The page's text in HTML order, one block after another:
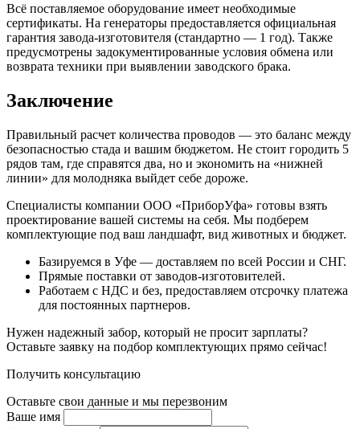
Всё поставляемое оборудование имеет необходимые
сертификаты. На генераторы предоставляется официальная
гарантия завода-изготовителя (стандартно — 1 год). Также
предусмотрены задокументированные условия обмена или
возврата техники при выявлении заводского брака.
Заключение
Правильный расчет количества проводов — это баланс между
безопасностью стада и вашим бюджетом. Не стоит городить 5
рядов там, где справятся два, но и экономить на «нижней
линии» для молодняка выйдет себе дороже.
Специалисты компании ООО «ПриборУфа» готовы взять
проектирование вашей системы на себя. Мы подберем
комплектующие под ваш ландшафт, вид животных и бюджет.
Базируемся в Уфе — доставляем по всей России и СНГ.
Прямые поставки от заводов-изготовителей.
Работаем с НДС и без, предоставляем отсрочку платежа
для постоянных партнеров.
Нужен надежный забор, который не просит зарплаты?
Оставьте заявку на подбор комплектующих прямо сейчас!
Получить консультацию
Оставьте свои данные и мы перезвоним
Ваше имя